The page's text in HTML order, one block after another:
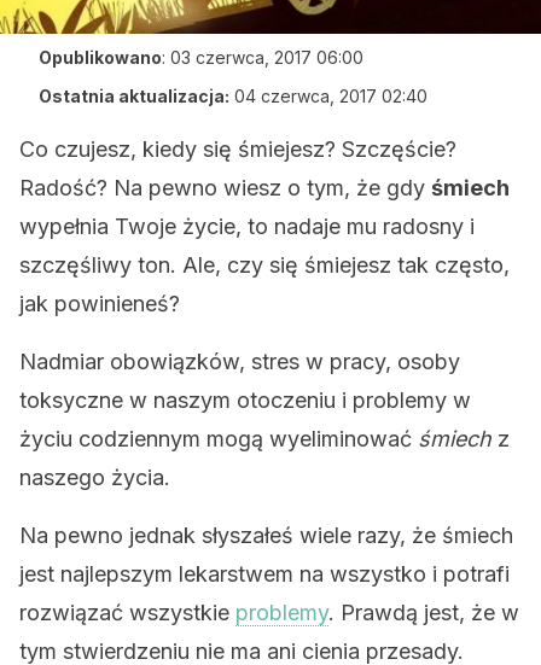
Opublikowano: 03 czerwca, 2017 06:00
Ostatnia aktualizacja: 04 czerwca, 2017 02:40
Co czujesz, kiedy się śmiejesz? Szczęście?
Radość? Na pewno wiesz o tym, że gdy śmiech
wypełnia Twoje życie, to nadaje mu radosny i
szczęśliwy ton. Ale, czy się śmiejesz tak często,
jak powinieneś?
Nadmiar obowiązków, stres w pracy, osoby
toksyczne w naszym otoczeniu i problemy w
życiu codziennym mogą wyeliminować śmiech z
naszego życia.
Na pewno jednak słyszałeś wiele razy, że śmiech
jest najlepszym lekarstwem na wszystko i potrafi
rozwiązać wszystkie problemy. Prawdą jest, że w
tym stwierdzeniu nie ma ani cienia przesady.